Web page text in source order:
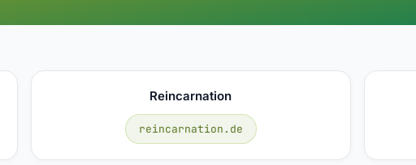
Reincarnation
reincarnation.de